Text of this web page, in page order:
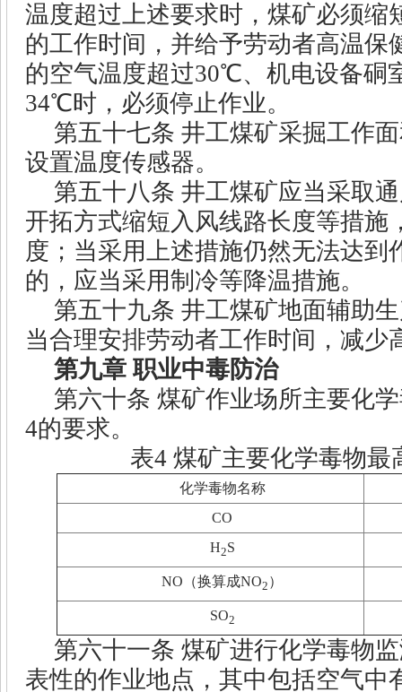
温度超过上述要求时，煤矿必须缩
的工作时间，并给予劳动者高温保
的空气温度超过30℃、机电设备硐
34℃时，必须停止作业。
第五十七条 井工煤矿采掘工作
设置温度传感器。
第五十八条 井工煤矿应当采取
开拓方式缩短入风线路长度等措施
度；当采用上述措施仍然无法达到
的，应当采用制冷等降温措施。
第五十九条 井工煤矿地面辅助
当合理安排劳动者工作时间，减少
第九章 职业中毒防治
第六十条 煤矿作业场所主要化
4的要求。
表4 煤矿主要化学毒物最
化学毒物名称
CO
H2S
NO （换算成NO2 ）
SO2
第六十一条 煤矿进行化学毒物
表性的作业地点，其中包括空气中